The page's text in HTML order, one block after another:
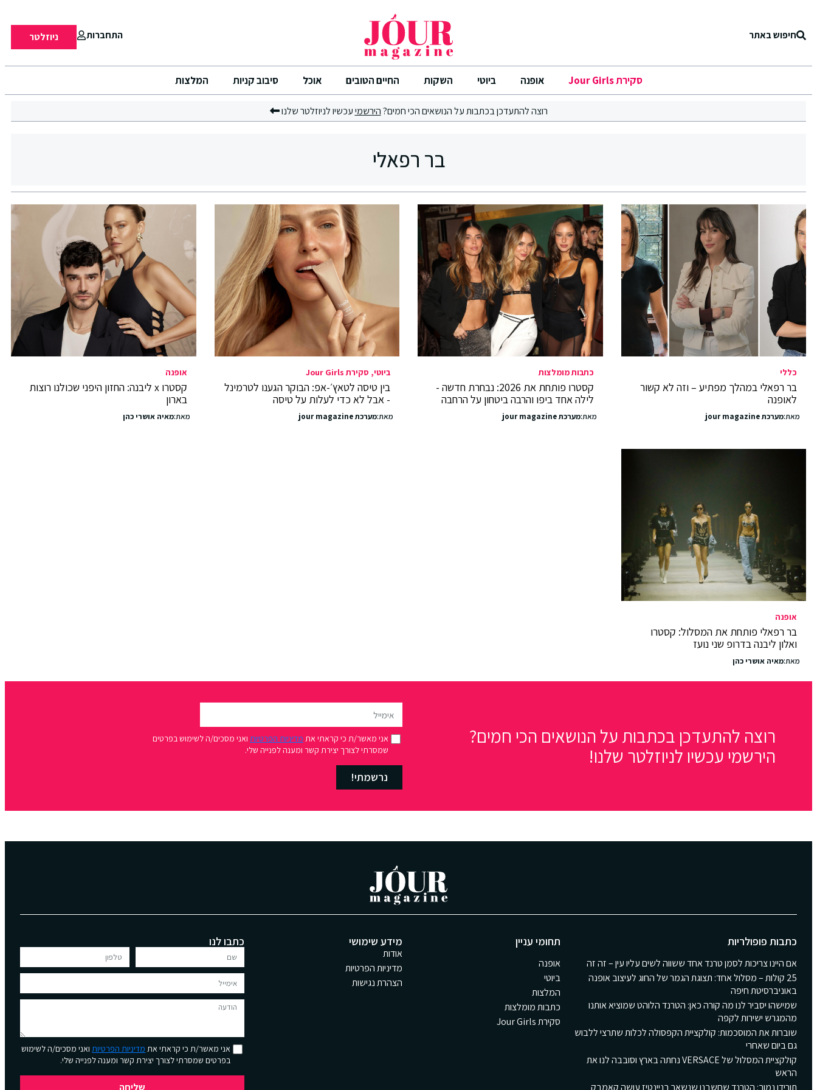
חיפוש באתר התחברות ניוזלטר
סקירת Jour Girls אופנה ביוטי השקות החיים הטובים אוכל סיבוב קניות המלצות
רוצה להתעדכן בכתבות על הנושאים הכי חמים?הירשמיעכשיו לניוזלטר שלנו
בר רפאלי
כללי
בר רפאלי במהלך מפתיע – וזה לא קשור
לאופנה
מאת:מערכת jour magazine
כתבות מומלצות
קסטרו פותחת את 2026: נבחרת חדשה -
לילה אחד ביפו והרבה ביטחון על הרחבה
מאת:מערכת jour magazine
ביוטי סקירת Jour Girls
בין טיסה לטאץ׳-אפ: הבוקר הגענו לטרמינל
- אבל לא כדי לעלות על טיסה
מאת:מערכת jour magazine
אופנה
קסטרו x ליבנה: החזון היפני שכולנו רוצות
בארון
מאת:מאיה אושרי כהן
אופנה
בר רפאלי פותחת את המסלול: קסטרו
ואלון ליבנה בדרופ שני נועז
מאת:מאיה אושרי כהן
רוצה להתעדכן בכתבות על הנושאים הכי חמים?
הירשמי עכשיו לניוזלטר שלנו!
אני מאשר/ת כי קראתי את מדיניות הפרטיות ואני מסכים/ה לשימוש בפרטים
שמסרתי לצורך יצירת קשר ומענה לפנייה שלי.
נרשמתי!
כתבות פופולריות
אם היינו צריכות לסמן טרנד אחד ששווה לשים עליו עין – זה זה
25 קולות – מסלול אחד: תצוגת הגמר של החוג לעיצוב אופנה
באוניברסיטת חיפה
שמישהו יסביר לנו מה קורה כאן: הטרנד הלוהט שמוציא אותנו
מהמגרש ישירות לקפה
שוברות את המוסכמות: קולקציית הקפסולה לכלות שתרצי ללבוש
גם ביום שאחרי
קולקציית המסלול של VERSACE נחתה בארץ וסובבה לנו את
הראש
תחומי עניין
אופנה
ביוטי
המלצות
כתבות מומלצות
סקירת Jour Girls
מידע שימושי
אודות
מדיניות הפרטיות
הצהרת נגישות
כתבו לנו
אני מאשר/ת כי קראתי את מדיניות הפרטיותואני מסכים/ה לשימוש
בפרטים שמסרתי לצורך יצירת קשר ומענה לפנייה שלי.